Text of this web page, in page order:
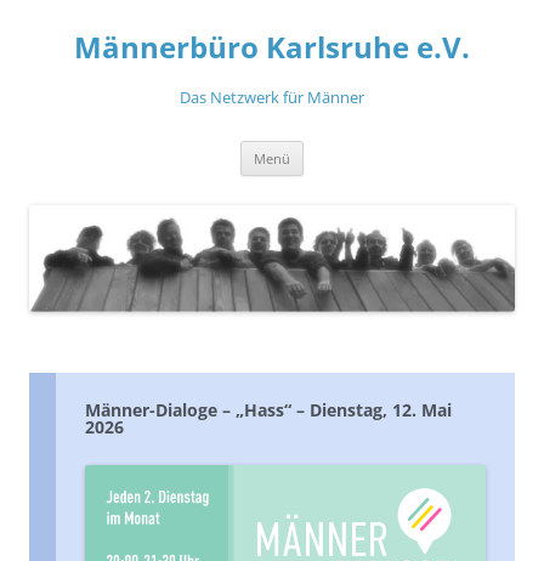
springenMännerbüro Karlsruhe e.V.
Das Netzwerk für Männer
Menü
Männer-Dialoge – „Hass“ – Dienstag, 12. Mai
2026